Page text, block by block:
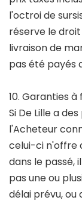
l'octroi de
réserve le
livraison de
pas été payés
10. Garanties
Si De Lille a
l'Acheteur
celui-ci n'offre
dans le passé,
pas une ou
délai prévu,